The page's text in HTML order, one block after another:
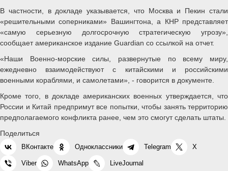
В частности, в докладе указывается, что Москва и Пекин стали
«решительными соперниками» Вашингтона, а КНР представляет
«самую серьезную долгосрочную стратегическую угрозу»,
сообщает американское издание Guardian со ссылкой на отчет.
«Наши Военно-морские силы, развернутые по всему миру,
ежедневно взаимодействуют с китайскими и российскими
военными кораблями, и самолетами», - говорится в документе.
Кроме того, в докладе американских военных утверждается, что
России и Китай предпримут все попытки, чтобы занять территорию
предполагаемого конфликта ранее, чем это смогут сделать штаты.
Поделиться
ВКонтакте Одноклассники Telegram X
Viber WhatsApp LiveJournal